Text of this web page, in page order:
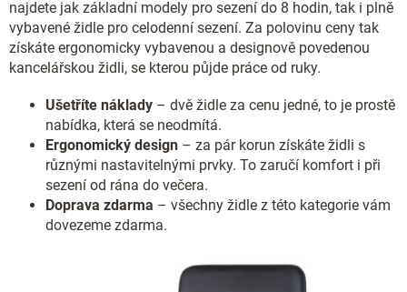
najdete jak základní modely pro sezení do 8 hodin, tak i plně
vybavené židle pro celodenní sezení. Za polovinu ceny tak
získáte ergonomicky vybavenou a designově povedenou
kancelářskou židli, se kterou půjde práce od ruky.
Ušetříte náklady – dvě židle za cenu jedné, to je prostě
nabídka, která se neodmítá.
Ergonomický design – za pár korun získáte židli s
různými nastavitelnými prvky. To zaručí komfort i při
sezení od rána do večera.
Doprava zdarma – všechny židle z této kategorie vám
dovezeme zdarma.